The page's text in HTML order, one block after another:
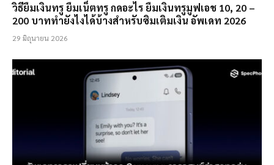
วิธียืมเงินทรู ยืมเน็ตทรู กดอะไร ยืมเงินทรูมูฟเอช 10, 20 –
200 บาททำยังไงได้บ้างสำหรับซิมเติมเงิน อัพเดท 2026
29 มิถุนายน 2026